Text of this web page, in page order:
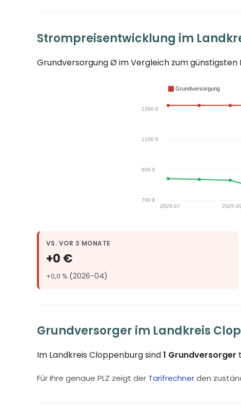
Strompreisentwicklung im
Grundversorgung Ø im Vergleich zum
VS. VOR 3 MONATE
+0 €
+0,0 % (2026-04)
Grundversorger im Landkreis
Im Landkreis Cloppenburg sind1 Grundversorger
Für Ihre genaue PLZ zeigt der Tarifrechnerden